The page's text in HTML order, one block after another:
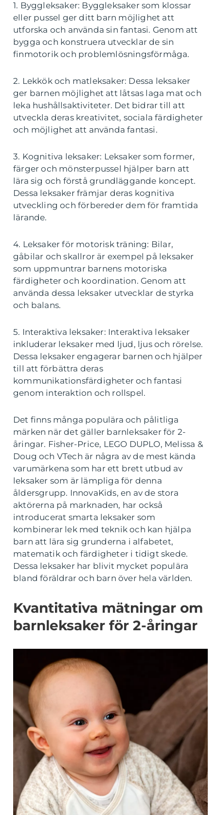
1. Byggleksaker: Byggleksaker som klossar
eller pussel ger ditt barn möjlighet att
utforska och använda sin fantasi. Genom att
bygga och konstruera utvecklar de sin
finmotorik och problemlösningsförmåga.
2. Lekkök och matleksaker: Dessa leksaker
ger barnen möjlighet att låtsas laga mat och
leka hushållsaktiviteter. Det bidrar till att
utveckla deras kreativitet, sociala färdigheter
och möjlighet att använda fantasi.
3. Kognitiva leksaker: Leksaker som former,
färger och mönsterpussel hjälper barn att
lära sig och förstå grundläggande koncept.
Dessa leksaker främjar deras kognitiva
utveckling och förbereder dem för framtida
lärande.
4. Leksaker för motorisk träning: Bilar,
gåbilar och skallror är exempel på leksaker
som uppmuntrar barnens motoriska
färdigheter och koordination. Genom att
använda dessa leksaker utvecklar de styrka
och balans.
5. Interaktiva leksaker: Interaktiva leksaker
inkluderar leksaker med ljud, ljus och rörelse.
Dessa leksaker engagerar barnen och hjälper
till att förbättra deras
kommunikationsfärdigheter och fantasi
genom interaktion och rollspel.
Det finns många populära och pålitliga
märken när det gäller barnleksaker för 2-
åringar. Fisher-Price, LEGO DUPLO, Melissa &
Doug och VTech är några av de mest kända
varumärkena som har ett brett utbud av
leksaker som är lämpliga för denna
åldersgrupp. InnovaKids, en av de stora
aktörerna på marknaden, har också
introducerat smarta leksaker som
kombinerar lek med teknik och kan hjälpa
barn att lära sig grunderna i alfabetet,
matematik och färdigheter i tidigt skede.
Dessa leksaker har blivit mycket populära
bland föräldrar och barn över hela världen.
Kvantitativa mätningar om
barnleksaker för 2-åringar